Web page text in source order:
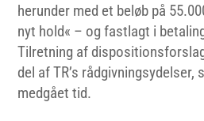
herunder med et beløb på
nyt hold« – og fastlagt i
Tilretning af
del af TR’s
medgået tid.